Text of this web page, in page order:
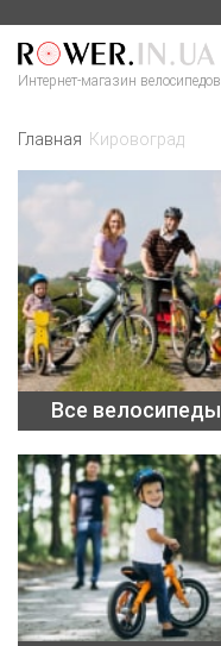
Интернет-магазин велосипедов
Главная Кировоград
Все велосипеды